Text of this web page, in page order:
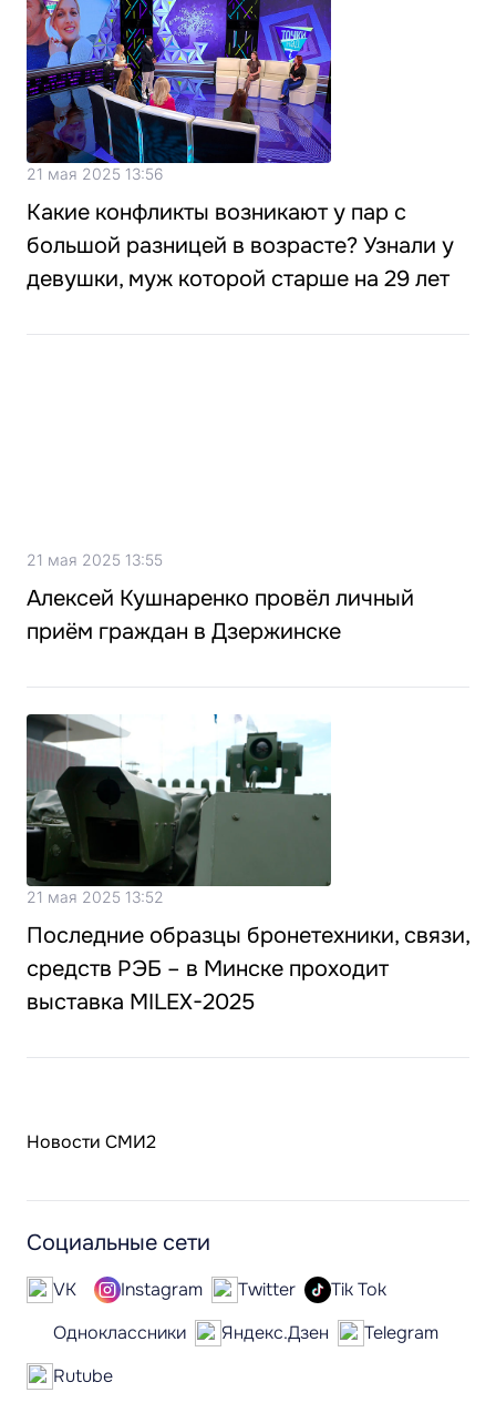
21 мая 2025 13:56
Какие конфликты возникают у пар с
большой разницей в возрасте? Узнали у
девушки, муж которой старше на 29 лет
21 мая 2025 13:55
Алексей Кушнаренко провёл личный
приём граждан в Дзержинске
21 мая 2025 13:52
Последние образцы бронетехники, связи,
средств РЭБ – в Минске проходит
выставка MILEX-2025
Новости СМИ2
Социальные сети
VK Instagram Twitter
Tik Tok
Одноклассники
Яндекс.Дзен
Telegram
Rutube